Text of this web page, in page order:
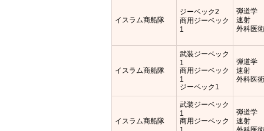
イスラム商船隊
ジーベック2
商用ジーベック
1
弾道学
速射
外科医
イスラム商船隊
武装ジーベック
1
商用ジーベック
1
ジーベック1
弾道学
速射
外科医
イスラム商船隊
武装ジーベック
1
商用ジーベック
弾道学
速射